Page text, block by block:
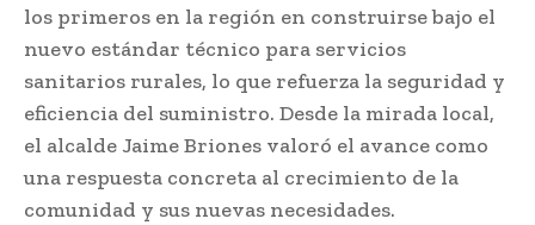
los primeros en la región en construirse bajo el
nuevo estándar técnico para servicios
sanitarios rurales, lo que refuerza la seguridad y
eficiencia del suministro. Desde la mirada local,
el alcaldeJaime Briones valoró el avance como
una respuesta concreta al crecimiento de la
comunidad y sus nuevas necesidades.